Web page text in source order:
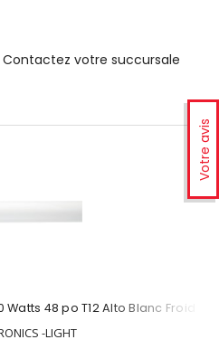
Votre avis
votre succursale
48 po T12 Alto Blanc Froid
-LIGHT